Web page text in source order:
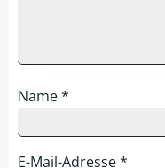
Name*
E-Mail-Adresse*